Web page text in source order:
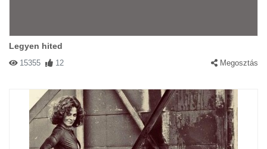
Legyen hited
15355 12 Megosztás